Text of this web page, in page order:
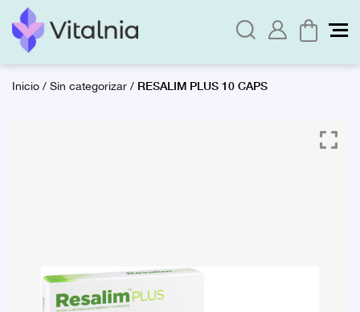
Inicio/Sin categorizar/ RESALIM PLUS 10 CAPS